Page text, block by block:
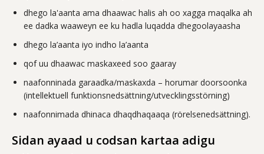
dhego la'aanta ama dhaawac halis ah oo xagga maqalka ah
ee dadka waaweyn ee ku hadla luqadda dhegoolayaasha
dhego la’aanta iyo indho la’aanta
qof uu dhaawac maskaxeed soo gaaray
naafonninada garaadka/maskaxda – horumar doorsoonka
(intellektuell funktionsnedsättning/utvecklingsstörning)
naafonnimada dhinaca dhaqdhaqaaqa (rörelsenedsättning).
Sidan ayaad u codsan kartaa adigu